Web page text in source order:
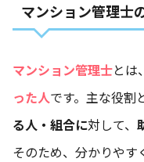
マンション管理士
マンション管理士とは、
った人です。主な役割
る人・組合に対して、
そのため、分かりやす